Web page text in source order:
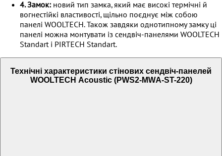
4. Замок: новий тип замка, який має високі термічні й
вогнестійкі властивості, щільно поєднує між собою
панелі WOOLTECH. Також завдяки однотипному замку ці
панелі можна монтувати із сендвіч-панелями WOOLTECH
Standart i PIRTECH Standart.
Технічні характеристики стінових сендвіч-панелей
WOOLTECH Acoustic (PWS2-MWА-ST-220)